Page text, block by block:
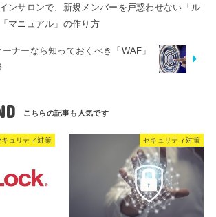
ンサロンで、新規メンバーを戸惑わせない「ル
マニュアル」の作り方
ナーなら知っておくべき「WAF」
キュリティ対策 セキュリティ対策